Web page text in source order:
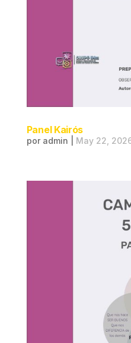
Panel Kairós
por admin May 22,